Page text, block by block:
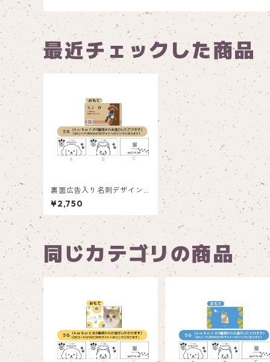
最近チェックした商品
裏面広告入り名刺デザイン(1
箱50枚入り)_ブラウン_BR0
01ad
¥2,750
同じカテゴリの商品